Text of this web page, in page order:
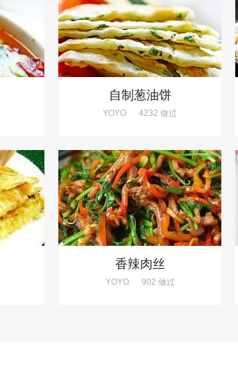
自制葱油饼
YOYO 4232 做过
香辣肉丝
YOYO902 做过